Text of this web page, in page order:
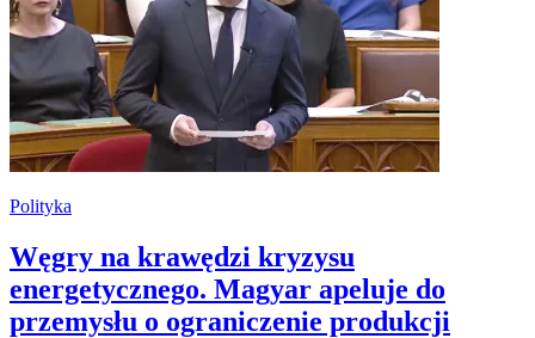
Polityka
Węgry na krawędzi kryzysu
energetycznego. Magyar apeluje do
przemysłu o ograniczenie produkcji